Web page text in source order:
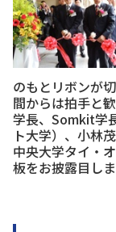
のもとリボンが
間からは拍手と
学長、Somkit学
ト大学）、小林
中央大学タイ・
板をお披露目しま